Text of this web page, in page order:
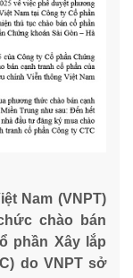
Nam (VNPT)
chào bán
phần Xây lắp
do VNPT sở